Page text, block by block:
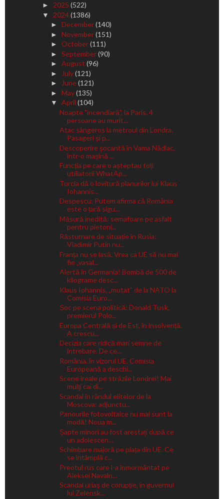
► 2025 (522)
▼ 2024(1386)
► December(140)
► November(151)
► October(111)
► September(90)
► August (96)
► July(121)
► June(121)
► May(135)
▼ April (104)
Noapte "incendiară", la Paris. 4
persoane au murit...
Atac sângeros la metroul din Londra.
Pasageri și p...
Descoperire șocantă în Vama Nădlac,
într-o mașină ...
Funcția pe care o așteptau toți
utiliatorii WhatAp...
Turcia dă o lovitură planurilor lui Klaus
Iohannis...
Despescu: Putem afirma că România
este o țară sigu...
Măsură inedită: semafoare pe asfalt
pentru pietoni...
Răsturnare de situație în Rusia:
Vladimir Putin nu...
Franța nu se lasă. Vrea ca UE să nu mai
fie „vasal...
Alertă în Germania! Bombă de 500 de
kilograme desc...
Klaus Iohannis, „mutat” de la NATO la
Comisia Euro...
Șoc pe scena politică: Donald Tusk,
premierul Polo...
Europa Centrală și de Est, în insolvență.
A crescu...
Decizia care ridică mari semne de
întrebare. De ce...
România, în vizorul UE. Comisia
Europeană a deschi...
Scene ireale pe străzile Londrei! Mai
mulţi cai di...
Scandal în rândul elitelor de la
Moscova: adjunctu...
Panourile fotovoltaice nu mai sunt la
modă! Noua m...
Șapte minori au fost arestați după ce
un adolescen...
Schimbare majoră pe piața din UE. Ce
se întâmplă c...
Preotul rus care l-a înmormântat pe
Aleksei Navaln...
Scandal uriaș de corupție, în guvernul
lui Zelensk...